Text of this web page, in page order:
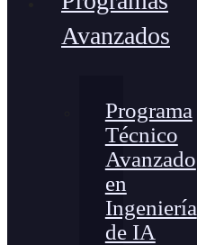
Avanzados
Programa
Técnico
Avanzado
en
Ingeniería
de IA